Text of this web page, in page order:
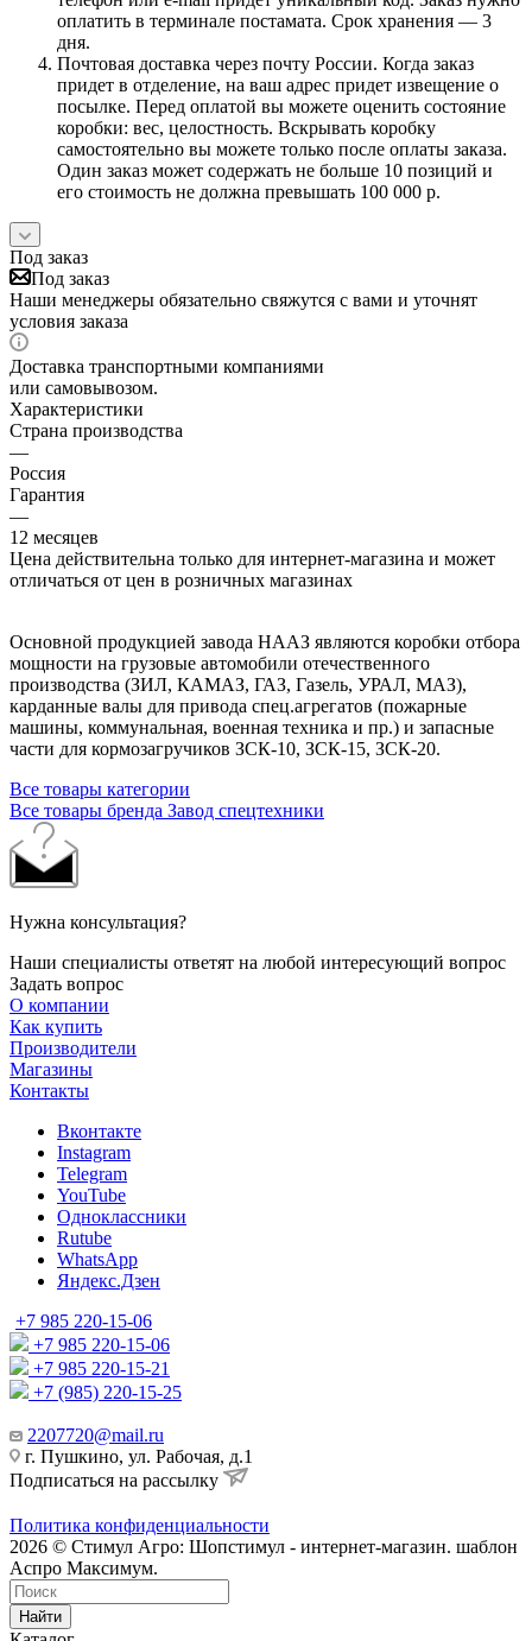
оплатить в терминале постамата. Срок хранения — 3
дня.
Почтовая доставка через почту России. Когда заказ
придет в отделение, на ваш адрес придет извещение о
посылке. Перед оплатой вы можете оценить состояние
коробки: вес, целостность. Вскрывать коробку
самостоятельно вы можете только после оплаты заказа.
Один заказ может содержать не больше 10 позиций и
его стоимость не должна превышать 100 000 р.
Под заказ
Под заказ
Наши менеджеры обязательно свяжутся с вами и уточнят
условия заказа
Доставка транспортными компаниями
или самовывозом.
Характеристики
Страна производства
—
Россия
Гарантия
—
12 месяцев
Цена действительна только для интернет-магазина и может
отличаться от цен в розничных магазинах
Основной продукцией завода НААЗ являются коробки отбора
мощности на грузовые автомобили отечественного
производства (ЗИЛ, КАМАЗ, ГАЗ, Газель, УРАЛ, МАЗ),
карданные валы для привода спец.агрегатов (пожарные
машины, коммунальная, военная техника и пр.) и запасные
части для кормозагручиков ЗСК-10, ЗСК-15, ЗСК-20.
Все товары категории
Все товары бренда Завод спецтехники
Нужна консультация?
Наши специалисты ответят на любой интересующий вопрос
Задать вопрос
О компании
Как купить
Производители
Магазины
Контакты
Вконтакте
Instagram
Telegram
YouTube
Одноклассники
Rutube
WhatsApp
Яндекс.Дзен
+7 985 220-15-06
+7 985 220-15-06
+7 985 220-15-21
+7 (985) 220-15-25
2207720@mail.ru
г. Пушкино, ул. Рабочая, д.1
Подписаться на рассылку
Политика конфиденциальности
2026 © Стимул Агро: Шопстимул - интернет-магазин. шаблон
Аспро Максимум.
Найти